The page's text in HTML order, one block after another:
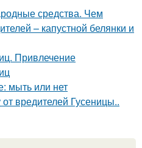
средства. Чем
– капустной белянки и
Привлечение
мыть или нет
вредителей Гусеницы..